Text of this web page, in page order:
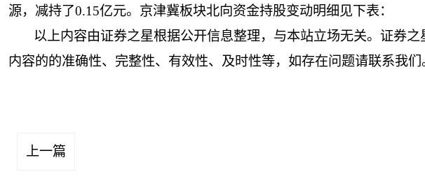
源，减持了0.15亿元。京津冀板块北向资金持股变动明细见下表：
以上内容由证券之星根据公开信息整理，与本站立场无关。证券
内容的的准确性、完整性、有效性、及时性等，如存在问题请联系我
上一篇